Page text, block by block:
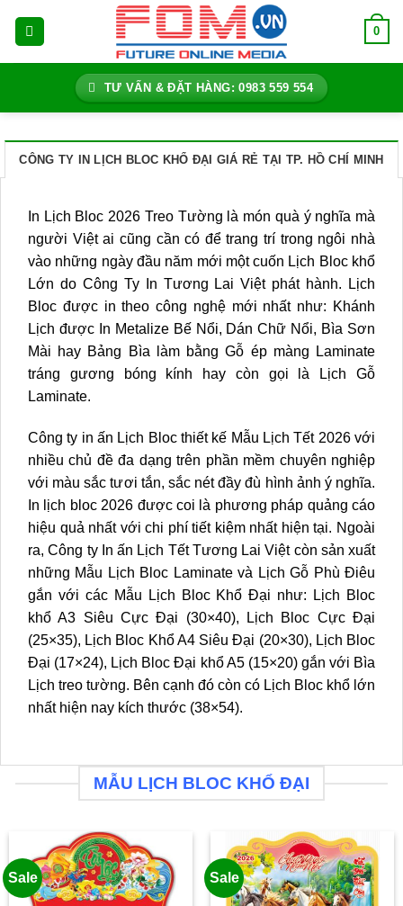
0
TƯ VẤN & ĐẶT HÀNG: 0983 559 554
CÔNG TY IN LỊCH BLOC KHỔ ĐẠI GIÁ RẺ TẠI TP. HỒ CHÍ MINH
In Lịch Bloc 2026 Treo Tường là món quà ý nghĩa mà
người Việt ai cũng cần có để trang trí trong ngôi nhà
vào những ngày đầu năm mới một cuốn Lịch Bloc khổ
Lớn do Công Ty In Tương Lai Việt phát hành. Lịch
Bloc được in theo công nghệ mới nhất như: Khánh
Lịch được In Metalize Bế Nổi, Dán Chữ Nổi, Bìa Sơn
Mài hay Bảng Bìa làm bằng Gỗ ép màng Laminate
tráng gương bóng kính hay còn gọi là Lịch Gỗ
Laminate.
Công ty in ấn Lịch Bloc thiết kế Mẫu Lịch Tết 2026 với
nhiều chủ đề đa dạng trên phần mềm chuyên nghiệp
với màu sắc tươi tắn, sắc nét đầy đù hình ảnh ý nghĩa.
In lịch bloc 2026 được coi là phương pháp quảng cáo
hiệu quả nhất với chi phí tiết kiệm nhất hiện tại. Ngoài
ra, Công ty In ấn Lịch Tết Tương Lai Việt còn sản xuất
những Mẫu Lịch Bloc Laminate và Lịch Gỗ Phù Điêu
gắn với các Mẫu
Lịch Bloc Khổ Đại như: Lịch Bloc
khổ A3 Siêu Cực Đại (30×40), Lịch Bloc Cực Đại
(25×35), Lịch Bloc Khổ A4 Siêu Đại (20×30), Lịch Bloc
Đại (17×24), Lịch Bloc Đại khổ A5 (15×20) gắn với Bìa
Lịch treo tường. Bên cạnh đó còn có Lịch Bloc khổ lớn
nhất hiện nay kích thước (38×54).
MẪU LỊCH BLOC KHỔ ĐẠI
Sale Sale